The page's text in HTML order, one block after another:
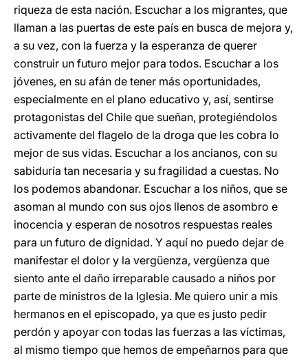
riqueza de esta nación. Escuchar a los migrantes, que
llaman a las puertas de este país en busca de mejora y,
a su vez, con la fuerza y la esperanza de querer
construir un futuro mejor para todos. Escuchar a los
jóvenes, en su afán de tener más oportunidades,
especialmente en el plano educativo y, así, sentirse
protagonistas del Chile que sueñan, protegiéndolos
activamente del flagelo de la droga que les cobra lo
mejor de sus vidas. Escuchar a los ancianos, con su
sabiduría tan necesaria y su fragilidad a cuestas. No
los podemos abandonar. Escuchar a los niños, que se
asoman al mundo con sus ojos llenos de asombro e
inocencia y esperan de nosotros respuestas reales
para un futuro de dignidad. Y aquí no puedo dejar de
manifestar el dolor y la vergüenza, vergüenza que
siento ante el daño irreparable causado a niños por
parte de ministros de la Iglesia. Me quiero unir a mis
hermanos en el episcopado, ya que es justo pedir
perdón y apoyar con todas las fuerzas a las víctimas,
al mismo tiempo que hemos de empeñarnos para que